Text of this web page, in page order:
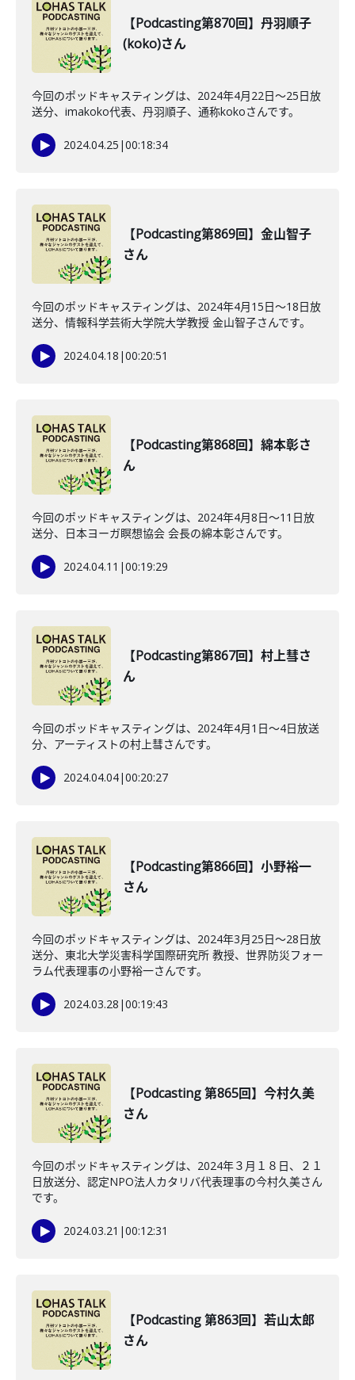
【Podcasting第870回】丹羽順子
(koko)さん
今回のポッドキャスティングは、2024年4月22日～25日放
送分、imakoko代表、丹羽順子、通称kokoさんです。
2024.04.25 |00:18:34
【Podcasting第869回】金山智子
さん
今回のポッドキャスティングは、2024年4月15日〜18日放
送分、情報科学芸術大学院大学教授 金山智子さんです。
2024.04.18 |00:20:51
【Podcasting第868回】綿本彰さ
ん
今回のポッドキャスティングは、2024年4月8日〜11日放
送分、日本ヨーガ瞑想協会 会長の綿本彰さんです。
2024.04.11 |00:19:29
【Podcasting第867回】村上彗さ
ん
今回のポッドキャスティングは、2024年4月1日〜4日放送
分、アーティストの村上彗さんです。
2024.04.04|00:20:27
【Podcasting第866回】小野裕一
さん
今回のポッドキャスティングは、2024年3月25日〜28日放
送分、東北大学災害科学国際研究所 教授、世界防災フォー
ラム代表理事の小野裕一さんです。
2024.03.28 |00:19:43
【Podcasting 第865回】今村久美
さん
今回のポッドキャスティングは、2024年３月１８日、２１
日放送分、認定NPO法人カタリバ代表理事の今村久美さん
です。
2024.03.21 |00:12:31
【Podcasting 第863回】若山太郎
さん